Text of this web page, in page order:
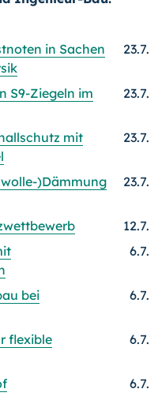
in Sachen
23.7.
S9-Ziegeln im
23.7.
mit
23.7.
)Dämmung
23.7.
12.7.
6.7.
bei
6.7.
flexible
6.7.
6.7.